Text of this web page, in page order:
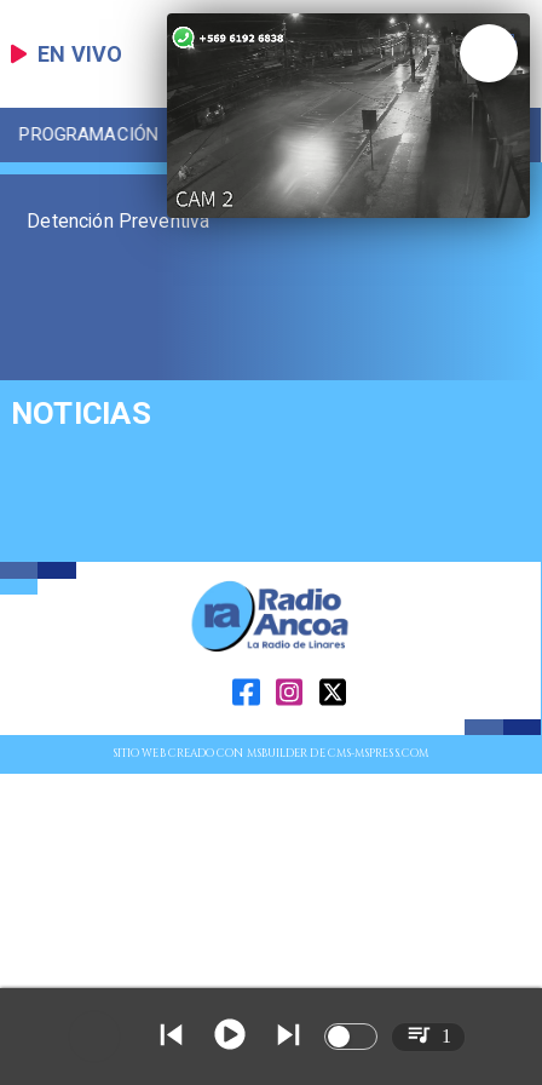
EN VIVO
PROGRAMACIÓN LOCAL DEPORTES
Detención Preventiva
NOTICIAS
SITIO WEB CREADO CON MSBUILDER DE CMS-MSPRESS.COM
1